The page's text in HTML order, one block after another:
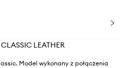
LEATHER
Model wykonany z połączenia